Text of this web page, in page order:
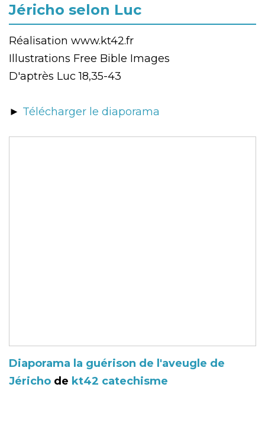
Jéricho selon Luc
Réalisation www.kt42.fr
Illustrations Free Bible Images
D'aptrès Luc 18,35-43
► Télécharger le diaporama
Diaporama la guérison de l'aveugle de
Jéricho de kt42 catechisme